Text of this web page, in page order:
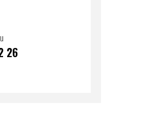
26